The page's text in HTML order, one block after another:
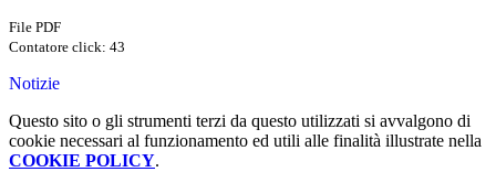
File PDF
Contatore click: 43
Notizie
Questo sito o gli strumenti terzi da questo utilizzati si avvalgono di
cookie necessari al funzionamento ed utili alle finalità illustrate nella
COOKIE POLICY.